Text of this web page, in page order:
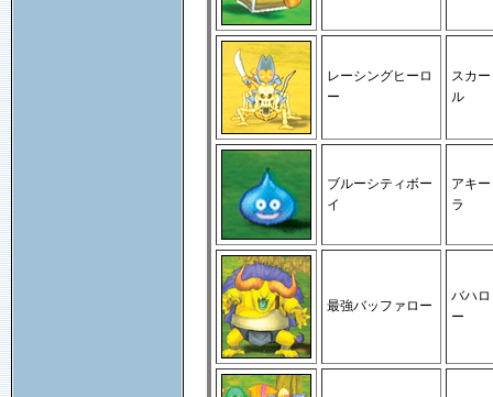
レーシングヒーロ
ー
スカー
ル
ブルーシティボー
イ
アキー
ラ
最強バッファロー
バハロ
ー